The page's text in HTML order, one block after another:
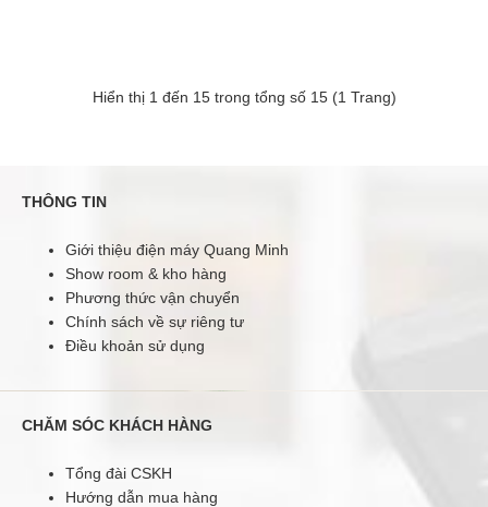
Máy hàn Jasic MIG250 Đặc Điểm:*Công nghệ Inverter
IGBT chế độ điều khiển dòng hàn, chất lượng ổn định.*
Mạch điều chỉnh phản hồi duy chì điện áp ra cho dù có thay
đổi điện áp vào.* Hệ thống điều khiển đảm bảo hồ quang
hàn ổn định, ít bắn tóe, mối hàn ngấu, chất lượng mối hàn
quang, giúp thiết ..
KHUYẾN MÃI
Hiển thị 1 đến 15 trong tổng số 15 (1 Trang)
THÔNG TIN
Giới thiệu điện máy Quang Minh
Show room & kho hàng
Phương thức vận chuyển
Chính sách về sự riêng tư
Điều khoản sử dụng
CHĂM SÓC KHÁCH HÀNG
Tổng đài CSKH
Hướng dẫn mua hàng